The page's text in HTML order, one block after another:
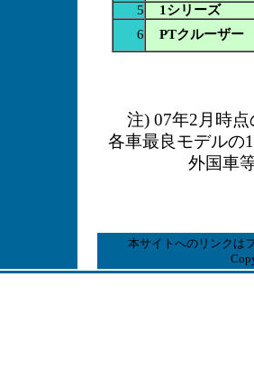
5
1シリーズ
6
PTクルーザー
注) 07年2月時
各車最良モデルの
外国車
本サイトへのリンクは